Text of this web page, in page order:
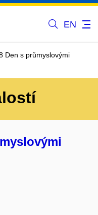
EN
Den s průmyslovými